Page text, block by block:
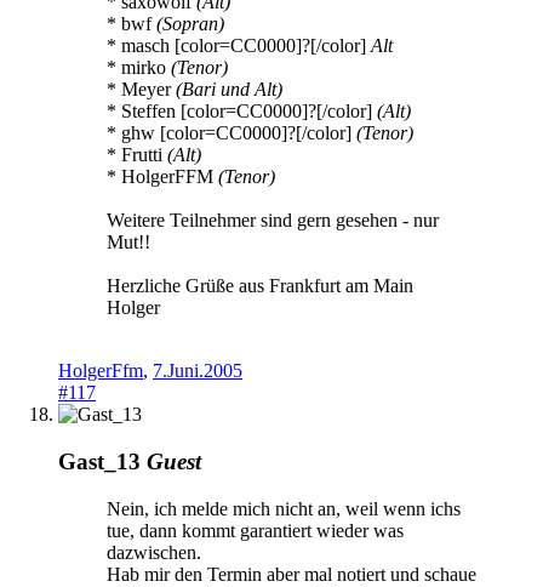
* bwf(Sopran)
* masch [color=CC0000]?[/color] Alt
* mirko (Tenor)
* Meyer(Bari und Alt)
* Steffen [color=CC0000]?[/color] (Alt)
* ghw [color=CC0000]?[/color] (Tenor)
* Frutti (Alt)
* HolgerFFM (Tenor)
Weitere Teilnehmer sind gern gesehen - nur
Mut!!
Herzliche Grüße aus Frankfurt am Main
Holger
HolgerFfm, 7.Juni.2005
#117
Gast_13 Guest
Nein, ich melde mich nicht an, weil wenn ichs
tue, dann kommt garantiert wieder was
dazwischen.
Hab mir den Termin aber mal notiert und schaue